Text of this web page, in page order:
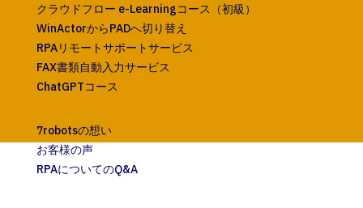
クラウドフロー e-Learningコース（初級）
WinActorからPADへ切り替え
RPAリモートサポートサービス
FAX書類自動入力サービス
ChatGPTコース
7robotsの想い
お客様の声
RPAについてのQ&A